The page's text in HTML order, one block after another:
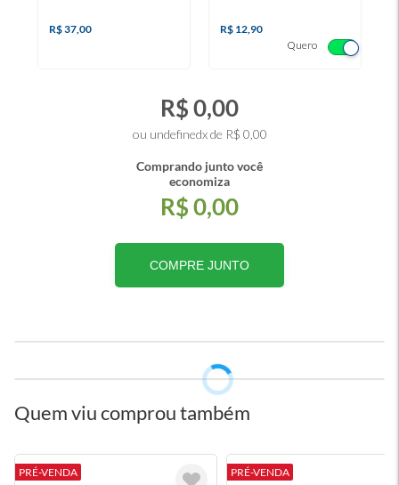
R$ 37,00
Quero
R$ 12,90
R$ 0,00
ou undefinedx de R$ 0,00
Comprando junto você
economiza
R$ 0,00
COMPRE JUNTO
Quem viu comprou também
PRÉ-VENDA PRÉ-VENDA